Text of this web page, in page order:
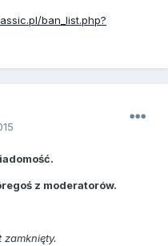
ban_list.php?
z moderatorów.